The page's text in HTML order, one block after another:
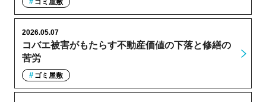
ゴミ屋敷
コバエ被害がもたらす不動産価値の下落と修繕の
苦労
2026.05.07
ゴミ屋敷